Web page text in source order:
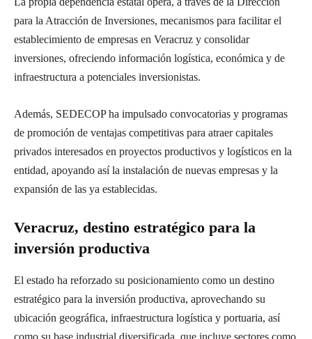
para la Atracción de Inversiones, mecanismos para facilitar el
establecimiento de empresas en Veracruz y consolidar
inversiones, ofreciendo información logística, económica y de
infraestructura a potenciales inversionistas.
Además, SEDECOP ha impulsado convocatorias y programas
de promoción de ventajas competitivas para atraer capitales
privados interesados en proyectos productivos y logísticos en la
entidad, apoyando así la instalación de nuevas empresas y la
expansión de las ya establecidas.
Veracruz, destino estratégico para la
inversión productiva
El estado ha reforzado su posicionamiento como un destino
estratégico para la inversión productiva, aprovechando su
ubicación geográfica, infraestructura logística y portuaria, así
como su base industrial diversificada, que incluye sectores como